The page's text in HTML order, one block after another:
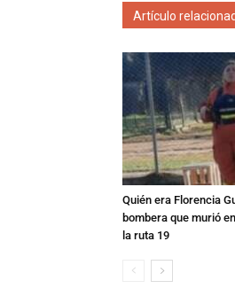
Artículo
Quién era Florencia
bombera que murió
la ruta 19